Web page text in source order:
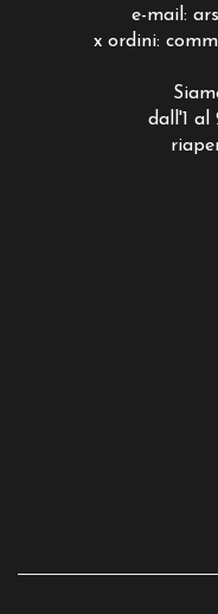
e-mail:
x ordini:
dall'1 al